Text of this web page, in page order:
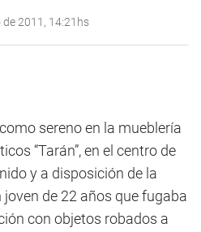
de 2011, 14:21hs
sereno en la mueblería
“Tarán”, en el centro de
y a disposición de la
de 22 años que fugaba
con objetos robados a